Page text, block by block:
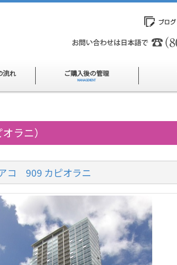
流れ ご購入後の管理
MANAGEMENT
ラニ）
コ 909 カピオラニ